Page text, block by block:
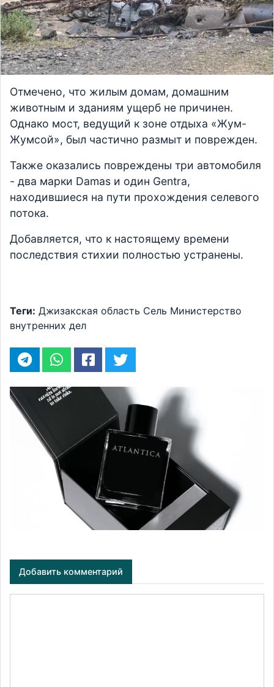
Отмечено, что жилым домам, домашним
животным и зданиям ущерб не причинен.
Однако мост, ведущий к зоне отдыха «Жум-
Жумсой», был частично размыт и поврежден.
Также оказались повреждены три автомобиля
- два марки Damas и один Gentra,
находившиеся на пути прохождения селевого
потока.
Добавляется, что к настоящему времени
последствия стихии полностью устранены.
Теги: Джизакская область Сель Министерство
внутренних дел
Добавить комментарий